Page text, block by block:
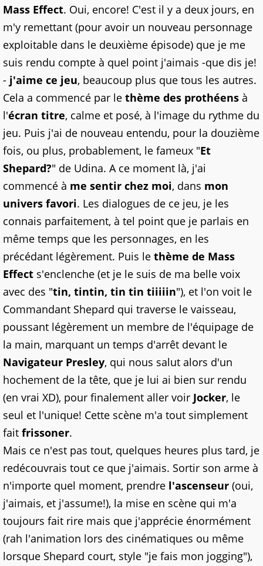
Mass Effect. Oui, encore! C'est il y a deux jours, en
m'y remettant (pour avoir un nouveau personnage
exploitable dans le deuxième épisode) que je me
suis rendu compte à quel point j'aimais -que dis je!
- j'aime ce jeu, beaucoup plus que tous les autres.
Cela a commencé par le thème des prothéens à
l'écran titre, calme et posé, à l'image du rythme du
jeu. Puis j'ai de nouveau entendu, pour la douzième
fois, ou plus, probablement, le fameux "Et
Shepard?" de Udina. A ce moment là, j'ai
commencé à me sentir chez moi, dans mon
univers favori. Les dialogues de ce jeu, je les
connais parfaitement, à tel point que je parlais en
même temps que les personnages, en les
précédant légèrement. Puis le thème de Mass
Effect s'enclenche (et je le suis de ma belle voix
avec des "tin, tintin, tin tin tiiiiin"), et l'on voit le
Commandant Shepard qui traverse le vaisseau,
poussant légèrement un membre de l'équipage de
la main, marquant un temps d'arrêt devant le
Navigateur Presley, qui nous salut alors d'un
hochement de la tête, que je lui ai bien sur rendu
(en vrai XD), pour finalement aller voir Jocker, le
seul et l'unique! Cette scène m'a tout simplement
fait frissoner.
Mais ce n'est pas tout, quelques heures plus tard, je
redécouvrais tout ce que j'aimais. Sortir son arme à
n'importe quel moment, prendre l'ascenseur (oui,
j'aimais, et j'assume!), la mise en scène qui m'a
toujours fait rire mais que j'apprécie énormément
(rah l'animation lors des cinématiques ou même
lorsque Shepard court, style "je fais mon jogging"),